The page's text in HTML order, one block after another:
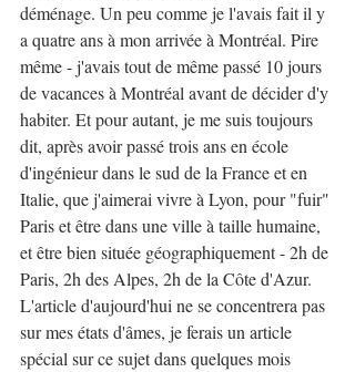
déménage. Un peu comme je l'avais fait il y
a quatre ans à mon arrivée à Montréal. Pire
même - j'avais tout de même passé 10 jours
de vacances à Montréal avant de décider d'y
habiter. Et pour autant, je me suis toujours
dit, après avoir passé trois ans en école
d'ingénieur dans le sud de la France et en
Italie, que j'aimerai vivre à Lyon, pour "fuir"
Paris et être dans une ville à taille humaine,
et être bien située géographiquement - 2h de
Paris, 2h des Alpes, 2h de la Côte d'Azur.
L'article d'aujourd'hui ne se concentrera pas
sur mes états d'âmes, je ferais un article
spécial sur ce sujet dans quelques mois